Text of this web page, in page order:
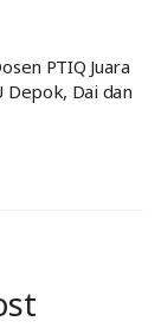
PTIQ Juara
Depok, Dai dan